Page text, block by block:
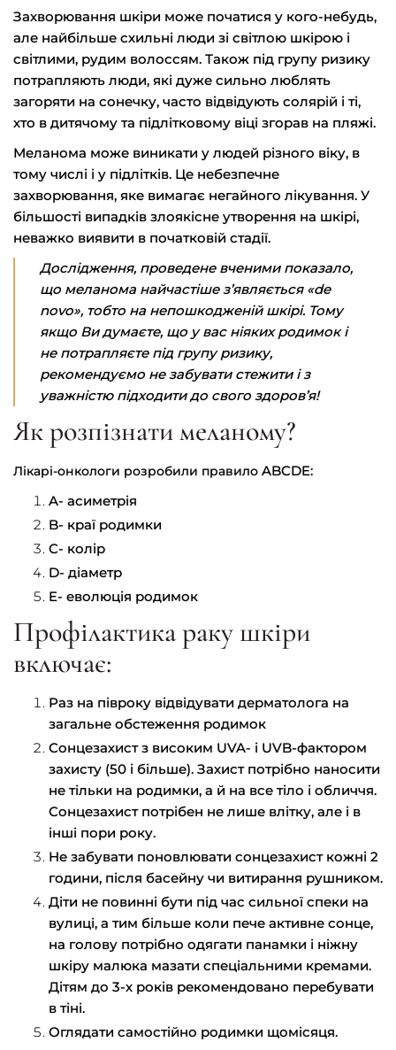
Захворювання шкіри може початися у кого-небудь,
але найбільше схильні люди зі світлою шкірою і
світлими, рудим волоссям. Також під групу ризику
потрапляють люди, які дуже сильно люблять
загоряти на сонечку, часто відвідують солярій і ті,
хто в дитячому та підлітковому віці згорав на пляжі.
Меланома може виникати у людей різного віку, в
тому числі і у підлітків. Це небезпечне
захворювання, яке вимагає негайного лікування. У
більшості випадків злоякісне утворення на шкірі,
неважко виявити в початковій стадії.
Дослідження, проведене вченими показало,
що меланома найчастіше з’являється «de
novo», тобто на непошкодженій шкірі. Тому
якщо Ви думаєте, що у вас ніяких родимок і
не потрапляєте під групу ризику,
рекомендуємо не забувати стежити і з
уважністю підходити до свого здоров’я!
Як розпізнати меланому?
Лікарі-онкологи розробили правило ABCDE:
A- асиметрія
B- краї родимки
C- колір
D- діаметр
E- еволюція родимок
Профілактика раку шкіри
включає:
Раз на півроку відвідувати дерматолога на
загальне обстеження родимок
Сонцезахист з високим UVA- і UVB-фактором
захисту (50 і більше). Захист потрібно наносити
не тільки на родимки, а й на все тіло і обличчя.
Сонцезахист потрібен не лише влітку, але і в
інші пори року.
Не забувати поновлювати сонцезахист кожні 2
години, після басейну чи витирання рушником.
Діти не повинні бути під час сильної спеки на
вулиці, а тим більше коли пече активне сонце,
на голову потрібно одягати панамки і ніжну
шкіру малюка мазати спеціальними кремами.
Дітям до 3-х років рекомендовано перебувати
в тіні.
Оглядати самостійно родимки щомісяця.